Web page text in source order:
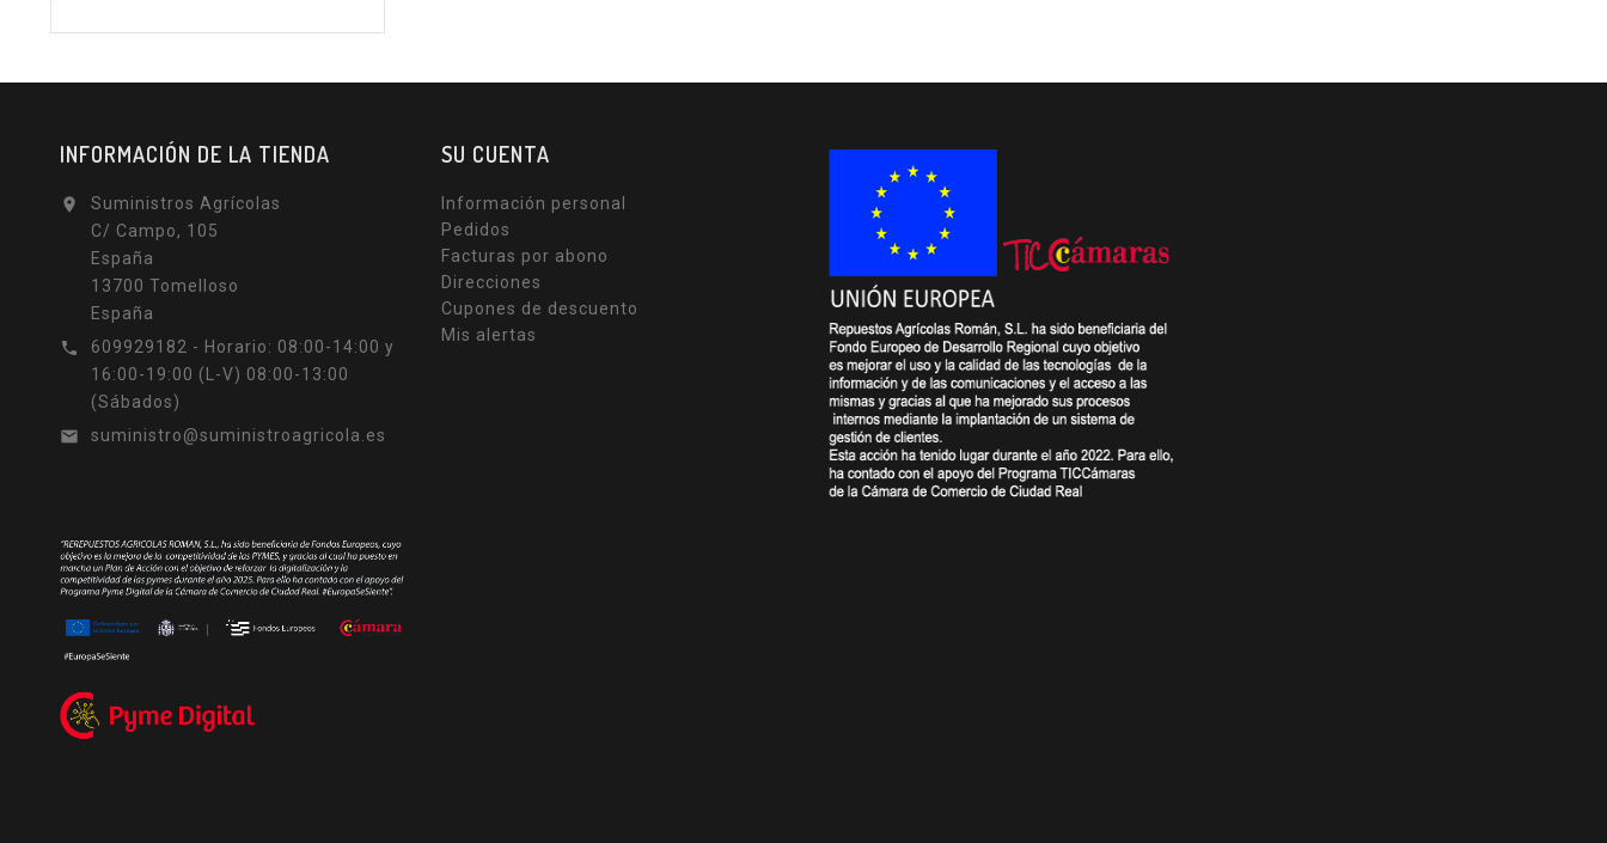
INFORMACIÓN DE LA TIENDA

Suministros Agrícolas
C/ Campo, 105
España
13700 Tomelloso
España

609929182 - Horario: 08:00-14:00 y
16:00-19:00 (L-V) 08:00-13:00
(Sábados)

suministro@suministroagricola.es
SU CUENTA
Información personal
Pedidos
Facturas por abono
Direcciones
Cupones de descuento
Mis alertas